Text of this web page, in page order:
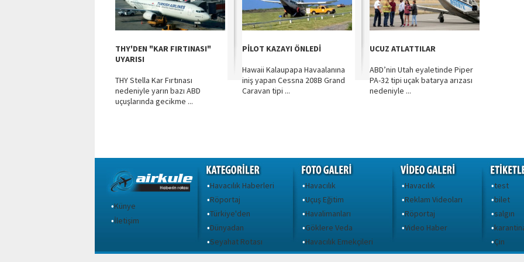
THY'DEN "KAR FIRTINASI"
UYARISI
THY Stella Kar Fırtınası
nedeniyle yarın bazı ABD
uçuşlarında gecikme ...
PİLOT KAZAYI ÖNLEDİ
Hawaii Kalaupapa Havaalanına
iniş yapan Cessna 208B Grand
Caravan tipi ...
UCUZ ATLATTILAR
ABD’nin Utah eyaletinde Piper
PA-32 tipi uçak batarya arızası
nedeniyle ...
•Künye
•İletişim
•Havacılık Haberleri
•Röportaj
•Türkiye'den
•Dünyadan
•Seyahat Rotası
•Havacılık
•Uçuş Eğitim
•Havalimanları
•Göklere Veda
•Havacılık Emekçileri
•Havacılık
•Reklam Videoları
•Röportaj
•Video Haber
•test
•bilet
•salgın
•
•Çin